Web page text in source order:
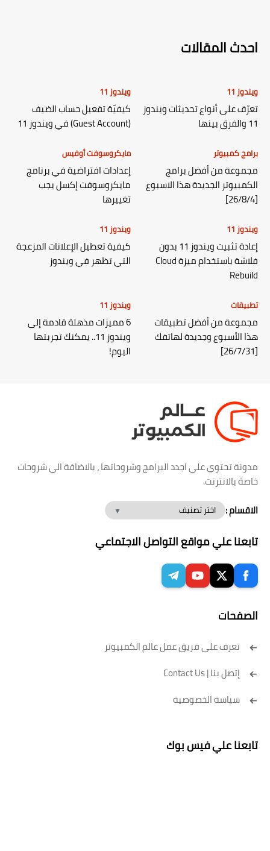
احدث المقالات
ويندوز 11
تعرّف على أنواع تحديثات ويندوز
11 والفرق بينها
ويندوز 11
كيفيّة تفعيل حساب الضيف
(Guest Account) في ويندوز 11
برامج كمبيوتر
مجموعة من أفضل برامج
الكمبيوتر الجديدة هذا الاسبوع
[26/8/4]
مايكروسوفت أوفيس
إعدادات افتراضية في برنامج
مايكروسوفت إكسل يجب
تغييرها
ويندوز 11
إعادة تثبيت ويندوز 11 بدون
فلاشة باستخدام ميزة Cloud
Rebuild
ويندوز 11
كيفية تعطيل الإعلانات المزعجة
التي تظهر في ويندوز
تطبيقات
مجموعة من أفضل تطبيقات
هذا الأسبوع وجديدة لهاتفك
[26/7/31]
ويندوز 11
6 مميزات مذهلة قادمة إلى
ويندوز 11.. يمكنك تجربتها
اليوم!
مدونة تحتوي علي اجدد البرامج وشروحاتها ، بالاضافة الي شروحات
خاصة بالانترنت.
الاقسام :
تابعنا علي مواقع التواصل الاجتماعي
الصفحات
تعرف على فريق عمل عالم الكمبيوتر
إتصل بنا | Contact Us
سياسة الخصوصية
تابعنا علي فيس بوك